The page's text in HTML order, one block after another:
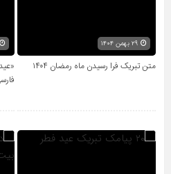
متن تبریک فرا رسیدن ماه رمضان ۱۴۰۴